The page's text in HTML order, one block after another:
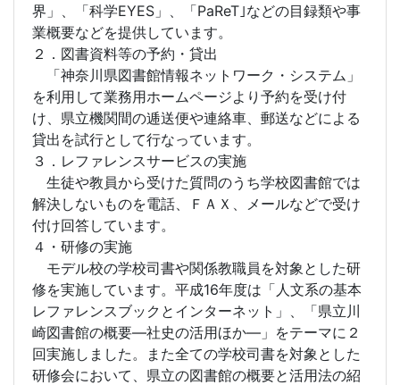
界」、「科学EYES」、「PaReT｣などの目録類や事
業概要などを提供しています。
２．図書資料等の予約・貸出
「神奈川県図書館情報ネットワーク・システム」
を利用して業務用ホームページより予約を受け付
け、県立機関間の逓送便や連絡車、郵送などによる
貸出を試行として行なっています。
３．レファレンスサービスの実施
生徒や教員から受けた質問のうち学校図書館では
解決しないものを電話、ＦＡＸ、メールなどで受け
付け回答しています。
４・研修の実施
モデル校の学校司書や関係教職員を対象とした研
修を実施しています。平成16年度は「人文系の基本
レファレンスブックとインターネット」、「県立川
崎図書館の概要―社史の活用ほか―」をテーマに２
回実施しました。また全ての学校司書を対象とした
研修会において、県立の図書館の概要と活用法の紹